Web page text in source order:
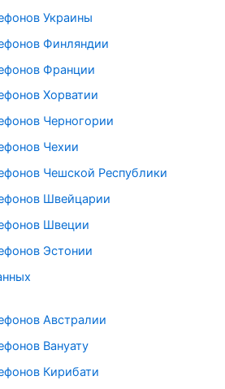
Украины
Финляндии
Франции
Хорватии
Черногории
Чехии
Чешской Республики
Швейцарии
Швеции
Эстонии
Австралии
Вануату
Кирибати